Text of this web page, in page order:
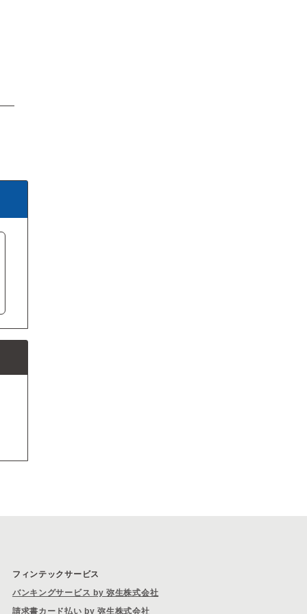
フィンテックサービス
バンキングサービス by 弥生株式会社
請求書カード払い by 弥生株式会社